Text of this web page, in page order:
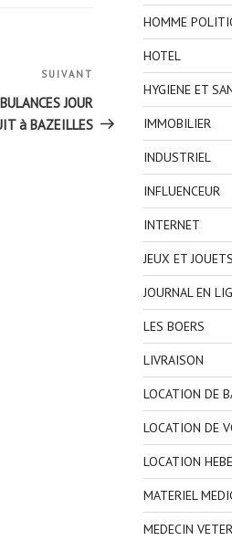
SUIVANT
JOUR
à BAZEILLES
HOMME
HOTEL
HYGIENE ET
IMMOBILIER
INDUSTRIEL
INFLUENCEUR
INTERNET
JEUX ET JOUETS
JOURNAL EN
LES BOERS
LIVRAISON
LOCATION DE
LOCATION DE
LOCATION
MATERIEL
MEDECIN